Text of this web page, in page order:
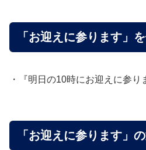
「お迎えに参ります」
・『明日の10時にお迎えに参り
「お迎えに参ります」